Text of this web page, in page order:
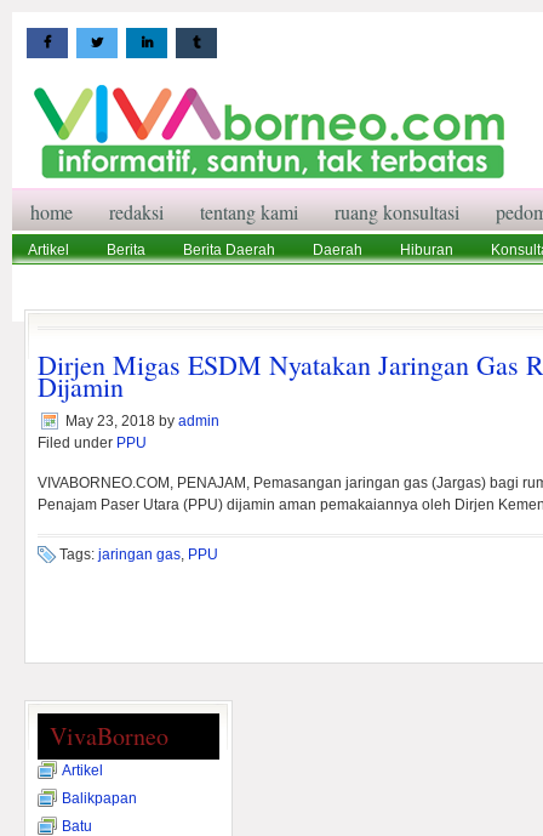
home redaksi tentang kami ruang konsultasi
Artikel Berita Berita Daerah Daerah Hiburan
Dirjen Migas ESDM Nyatakan Jaringan Gas
Dijamin
May 23, 2018 by admin
Filed under PPU
VIVABORNEO.COM, PENAJAM, Pemasangan jaringan gas (Jargas) bagi
Penajam Paser Utara (PPU) dijamin aman pemakaiannya oleh Dirjen
Tags: jaringan gas, PPU
VivaBorneo
Artikel
Balikpapan
Batu